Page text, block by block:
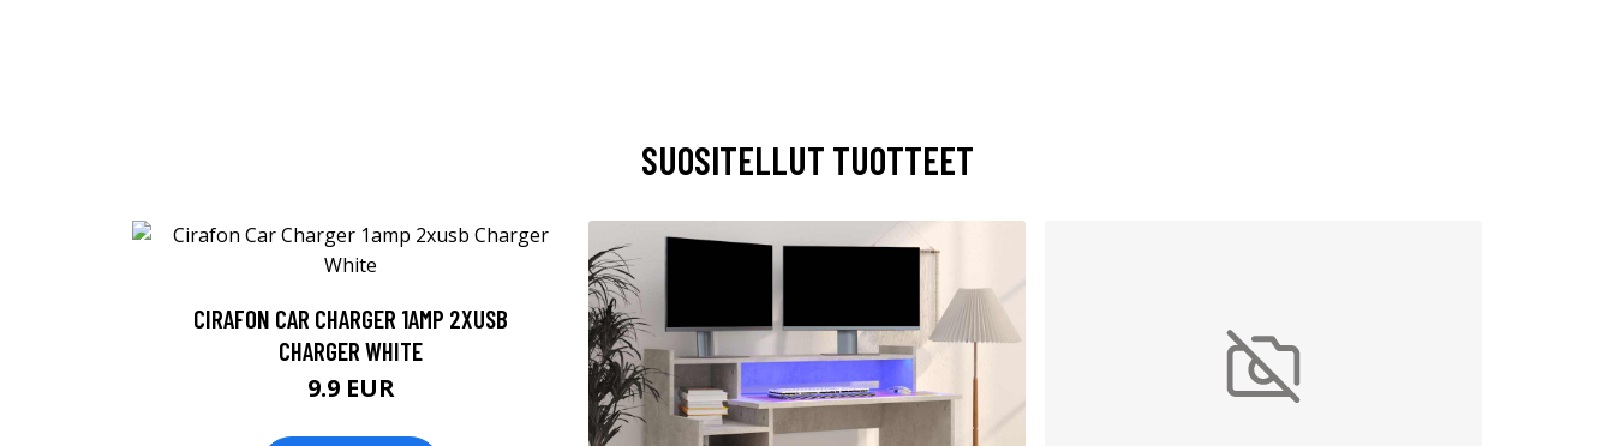
SUOSITELLUT TUOTTEET
CIRAFON CAR CHARGER 1AMP 2XUSB
CHARGER WHITE
9.9 EUR